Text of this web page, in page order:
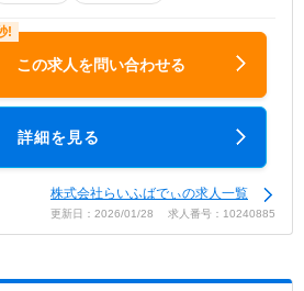
この求人を問い合わせる
詳細を見る
株式会社らいふばでぃの求人一覧
更新日：2026/01/28 求人番号：10240885